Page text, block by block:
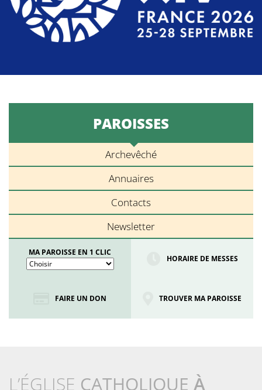
PAROISSES
Archevêché
Annuaires
Contacts
Newsletter
MA PAROISSE EN 1 CLIC
HORAIRE DE MESSES
FAIRE UN DON TROUVER MA PAROISSE
L’ÉGLISE CATHOLIQUE À